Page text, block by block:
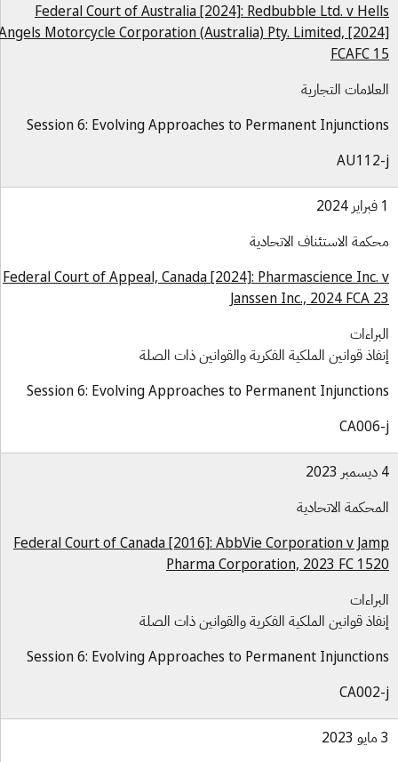
Federal Court of Australia [2024]: Redbubble Ltd. v
Angels Motorcycle Corporation (Australia) Pty. Limited,
FCAFC
التجارية
Session 6: Evolving Approaches to Permanent
الاستئناف الاتحادية
Federal Court of Appeal, Canada [2024]: Pharmascience
Janssen Inc., 2024 FCA
قوانين الملكية الفكرية والقوانين ذات الصلة
Session 6: Evolving Approaches to Permanent
الاتحادية
Federal Court of Canada [2016]: AbbVie Corporation v
Pharma Corporation, 2023 FC
قوانين الملكية الفكرية والقوانين ذات الصلة
Session 6: Evolving Approaches to Permanent